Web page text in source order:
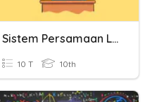
Sistem Persamaan Linear Tiga Variabel
10 T 10th